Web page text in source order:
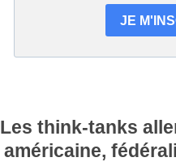
Les think-tanks
américaine,